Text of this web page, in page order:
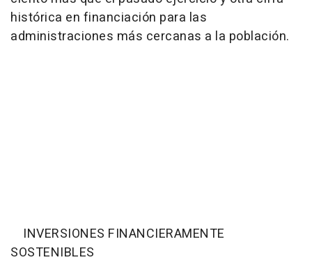
histórica en financiación para las
administraciones más cercanas a la población.
INVERSIONES FINANCIERAMENTE
SOSTENIBLES